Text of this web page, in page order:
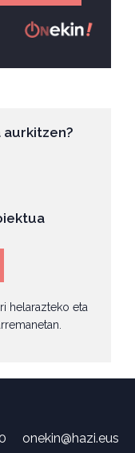
aurkitzen?
helarazteko eta
onekin@hazi.eus